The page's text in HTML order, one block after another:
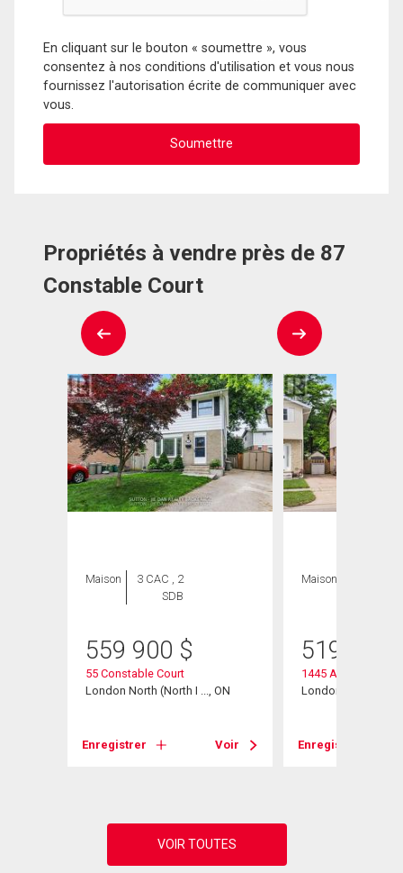
En cliquant sur le bouton « soumettre », vous
consentez à nos conditions d'utilisation et vous nous
fournissez l'autorisation écrite de communiquer avec
vous.
Propriétés à vendre près de 87
Constable Court
Maison
3 CAC , 2
SDB
559 900 $
55 Constable Court
London North (North I ..., ON
Enregistrer Voir
Maison
519 900
1445 Aldersbrook
London North, ON
Enregistrer